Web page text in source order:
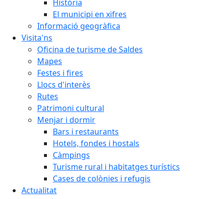
Història
El municipi en xifres
Informació geogràfica
Visita'ns
Oficina de turisme de Saldes
Mapes
Festes i fires
Llocs d'interès
Rutes
Patrimoni cultural
Menjar i dormir
Bars i restaurants
Hotels, fondes i hostals
Càmpings
Turisme rural i habitatges turístics
Cases de colònies i refugis
Actualitat